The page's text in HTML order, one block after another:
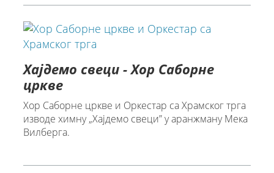
Хајдемо свеци - Хор Саборне
цркве
Хор Саборне цркве и Оркестар са Храмског трга
изводе химну „Хајдемо свеци” у аранжману Мека
Вилберга.